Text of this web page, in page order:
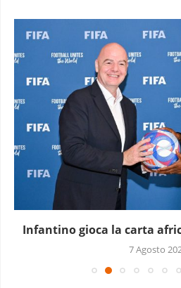
Infantino gioca la carta
7 Agosto